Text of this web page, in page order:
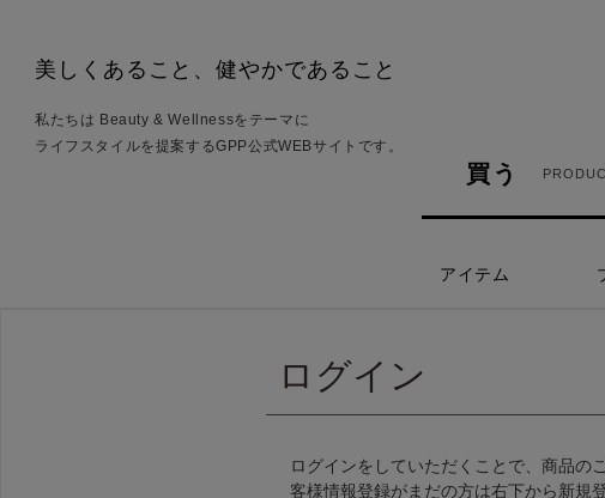
美しくあること、健やかであること
私たちは Beauty & Wellnessをテーマに
ライフスタイルを提案するGPP公式WEBサイトです。
買う
アイテム
ログイン
ログインをしていただくことで、商品の
客様情報登録がまだの方は右下から新規